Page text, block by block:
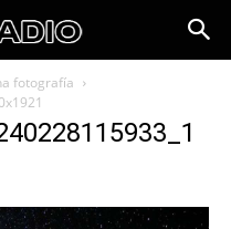
fotografía